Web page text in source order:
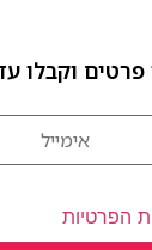
וקבלו
הפרטיות